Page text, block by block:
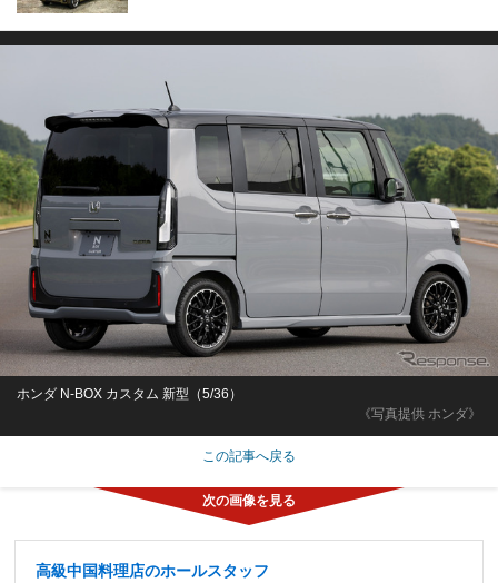
《写真提供 ホンダ》
ホンダ N-BOX カスタム 新型（5/36）
この記事へ戻る
高級中国料理店のホールスタッフ